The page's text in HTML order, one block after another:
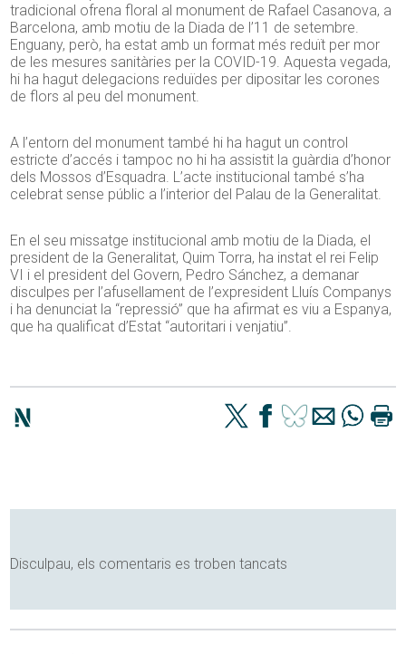
tradicional ofrena floral al monument de Rafael Casanova, a
Barcelona, amb motiu de la Diada de l’11 de setembre.
Enguany, però, ha estat amb un format més reduït per mor
de les mesures sanitàries per la COVID-19. Aquesta vegada,
hi ha hagut delegacions reduïdes per dipositar les corones
de flors al peu del monument.
A l’entorn del monument també hi ha hagut un control
estricte d’accés i tampoc no hi ha assistit la guàrdia d’honor
dels Mossos d’Esquadra. L’acte institucional també s’ha
celebrat sense públic a l’interior del Palau de la Generalitat.
En el seu missatge institucional amb motiu de la Diada, el
president de la Generalitat, Quim Torra, ha instat el rei Felip
VI i el president del Govern, Pedro Sánchez, a demanar
disculpes per l’afusellament de l’expresident Lluís Companys
i ha denunciat la “repressió” que ha afirmat es viu a Espanya,
que ha qualificat d’Estat “autoritari i venjatiu”.
Disculpau, els comentaris es troben tancats